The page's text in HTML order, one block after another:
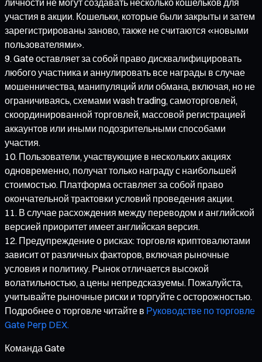
участия в акции. Кошельки, которые были закрыты и затем
зарегистрированы заново, также не считаются «новыми
пользователями».
Gate оставляет за собой право дисквалифицировать
любого участника и аннулировать все награды в случае
мошенничества, манипуляций или обмана, включая, но не
ограничиваясь, схемами wash trading, самоторговлей,
скоординированной торговлей, массовой регистрацией
аккаунтов или иными подозрительными способами
участия.
Пользователи, участвующие в нескольких акциях
одновременно, получат только награду с наибольшей
стоимостью. Платформа оставляет за собой право
окончательной трактовки условий проведения акции.
В случае расхождения между переводом и английской
версией приоритет имеет английская версия.
Предупреждение о рисках: торговля криптовалютами
зависит от различных факторов, включая рыночные
условия и политику. Рынок отличается высокой
волатильностью, а цены непредсказуемы. Пожалуйста,
учитывайте рыночные риски и торгуйте с осторожностью.
Подробнее о торговле читайте в Руководстве по торговле
Gate Perp DEX.
Команда Gate